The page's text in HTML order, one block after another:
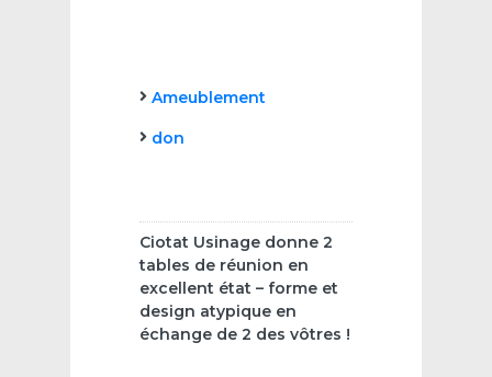
Ameublement
don
Ciotat Usinage donne 2
tables de réunion en
excellent état – forme et
design atypique en
échange de 2 des vôtres !